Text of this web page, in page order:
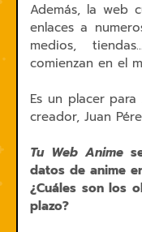
Además, la web
enlaces a
medios,
comienzan en el
Es un placer para
creador, Juan
Tu Web Anime
datos de anime
¿Cuáles son los
plazo?